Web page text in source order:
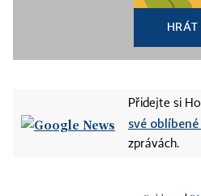
HRÁT
Přidejte si
své
zprávách.